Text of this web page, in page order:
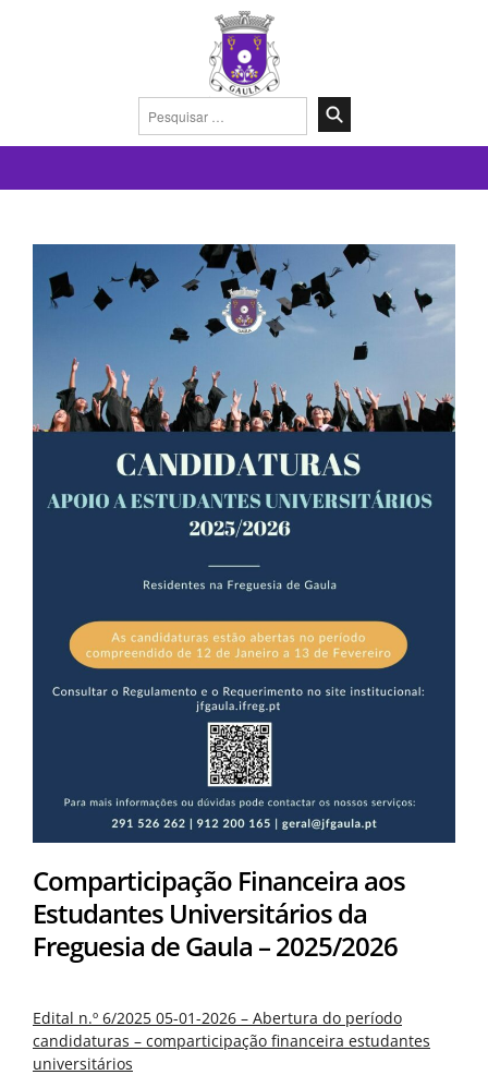
Pesquisar
por:
Comparticipação Financeira aos
Estudantes Universitários da
Freguesia de Gaula – 2025/2026
Edital n.º 6/2025 05-01-2026 – Abertura do período
candidaturas – comparticipação financeira estudantes
universitários